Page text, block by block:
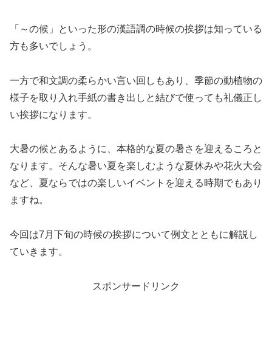
「～の候」といった形の漢語調の時候の挨拶は知っている
方も多いでしょう。
一方で和文調の柔らかい言い回しもあり、季節の動植物の
様子を取り入れ手紙の書き出しと結びで使っても礼儀正し
い挨拶になります。
大暑の候とあるように、本格的な夏の暑さを迎えるころと
なります。そんな暑い夏を楽しむような夏休みや花火大会
など、夏ならではの楽しいイベントを迎える時期でもあり
ますね。
今回は7月下旬の時候の挨拶について例文とともに解説し
ていきます。
スポンサードリンク